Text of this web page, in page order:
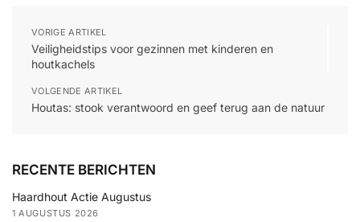
VORIGE ARTIKEL
Veiligheidstips voor gezinnen met kinderen en
houtkachels
VOLGENDE ARTIKEL
Houtas: stook verantwoord en geef terug aan de natuur
RECENTE BERICHTEN
Haardhout Actie Augustus
1 AUGUSTUS 2026